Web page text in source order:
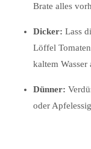
Brate alles
Dicker: Lass
Löffel
kaltem
Dünner:
oder